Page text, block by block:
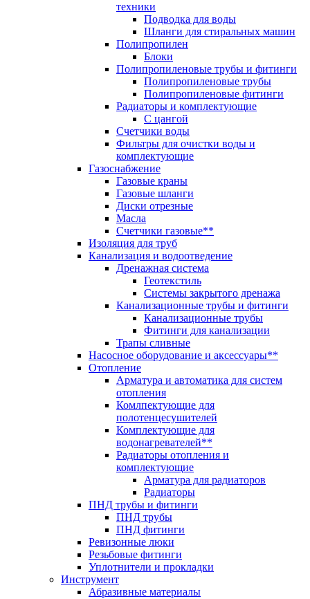
техники
Подводка для воды
Шланги для стиральных машин
Полипропилен
Блоки
Полипропиленовые трубы и фитинги
Полипропиленовые трубы
Полипропиленовые фитинги
Радиаторы и комплектующие
С цангой
Счетчики воды
Фильтры для очистки воды и
комплектующие
Газоснабжение
Газовые краны
Газовые шланги
Диски отрезные
Масла
Счетчики газовые**
Изоляция для труб
Канализация и водоотведение
Дренажная система
Геотекстиль
Системы закрытого дренажа
Канализационные трубы и фитинги
Канализационные трубы
Фитинги для канализации
Трапы сливные
Насосное оборудование и аксессуары**
Отопление
Арматура и автоматика для систем
отопления
Комлпектующие для
полотенцесушителей
Комплектующие для
водонагревателей**
Радиаторы отопления и
комплектующие
Арматура для радиаторов
Радиаторы
ПНД трубы и фитинги
ПНД трубы
ПНД фитинги
Ревизонные люки
Резьбовые фитинги
Уплотнители и прокладки
Инструмент
Абразивные материалы